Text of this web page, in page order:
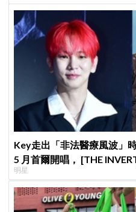
Key走出「非法醫療風波」
5 月首爾開唱， [THE
發
明星